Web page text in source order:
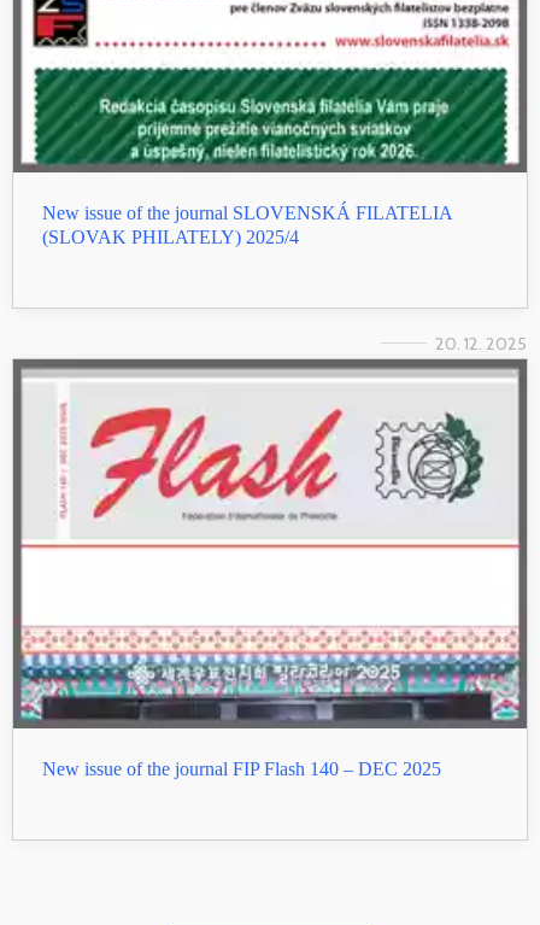
New issue of the journal SLOVENSKÁ FILATELIA
(SLOVAK PHILATELY) 2025/4
20. 12. 2025
New issue of the journal FIP Flash 140 – DEC 2025